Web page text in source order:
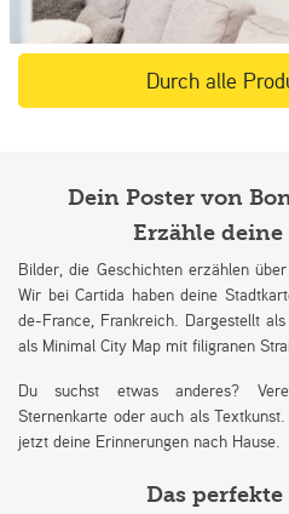
Durch alle
Dein Poster von
Erzähle deine
Bilder, die Geschichten erzählen
Wir bei Cartida haben deine
de-France, Frankreich. Dargestellt
als Minimal City Map mit filigranen
Du suchst etwas anderes?
Sternenkarte oder auch als
jetzt deine Erinnerungen nach Hause.
Das